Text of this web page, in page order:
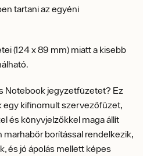
tartani az egyéni
(124 x 89 mm) miatt a kisebb
Notebook jegyzetfüzetet? Ez
egy kifinomult szervezőfüzet,
és könyvjelzőkkel maga állít
borítással rendelkezik,
és jó ápolás mellett képes